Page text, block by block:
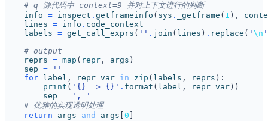
# q 源代码中 context=9 并对上下文进行的判断
info = inspect . getframeinfo ( sys . _getframe ( 1 ),
lines = info . code_context
labels = get_call_exprs ( '' . join ( lines ) . replace ( ' \n '
# output
reprs = map ( repr , args )
sep =
''
for
label , repr_var in zip ( labels , reprs ):
print ( ' {} => {} ' . format ( label , repr_var ))
sep =
', '
# 优雅的实现透明处理
return
args and args 0